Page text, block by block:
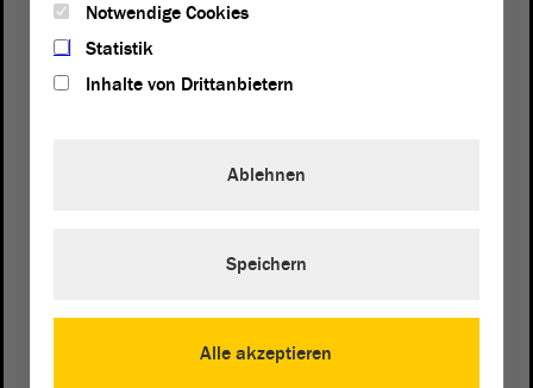
Notwendige Cookies
Statistik
Inhalte von Drittanbietern
Alle akzeptieren
Ablehnen
Speichern